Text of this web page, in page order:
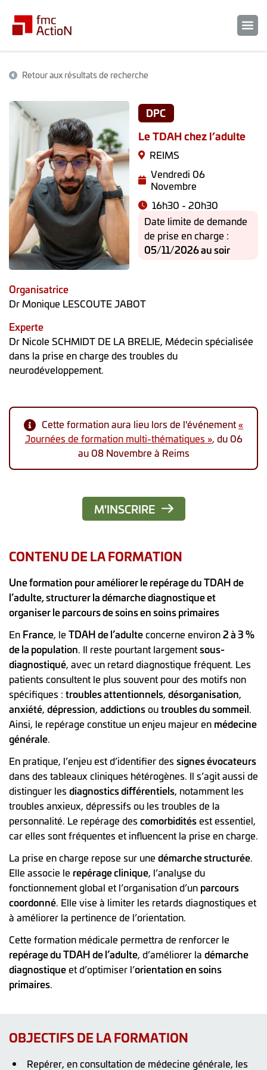
Retour aux résultats de recherche
DPC
Le TDAH chez l’adulte
REIMS
Vendredi 06
Novembre
16h30 - 20h30
Date limite de demande
de prise en charge :
05/11/2026 au soir
Organisatrice
Dr Monique LESCOUTE JABOT
Experte
Dr Nicole SCHMIDT DE LA BRELIE, Médecin spécialisée
dans la prise en charge des troubles du
neurodéveloppement.
Cette formation aura lieu lors de l'événement«
Journées de formation multi-thématiques », du 06
au 08 Novembre à Reims
M'INSCRIRE
CONTENU DE LA FORMATION
Une formation pour améliorer le repérage du TDAH de
l’adulte, structurer la démarche diagnostique et
organiser le parcours de soins en soins primaires
En France, le TDAH de l’adulteconcerne environ2 à 3 %
de la population. Il reste pourtant largementsous-
diagnostiqué, avec un retard diagnostique fréquent. Les
patients consultent le plus souvent pour des motifs non
spécifiques : troubles attentionnels, désorganisation,
anxiété, dépression, addictionsoutroubles du sommeil.
Ainsi, le repérage constitue un enjeu majeur en médecine
générale.
En pratique, l’enjeu est d’identifier des signes évocateurs
dans des tableaux cliniques hétérogènes. Il s’agit aussi de
distinguer les diagnostics différentiels, notamment les
troubles anxieux, dépressifs ou les troubles de la
personnalité. Le repérage des comorbiditésest essentiel,
car elles sont fréquentes et influencent la prise en charge.
La prise en charge repose sur une démarche structurée.
Elle associe le repérage clinique, l’analyse du
fonctionnement global et l’organisation d’un parcours
coordonné. Elle vise à limiter les retards diagnostiques et
à améliorer la pertinence de l’orientation.
Cette formation médicale permettra de renforcer le
repérage du TDAH de l’adulte, d’améliorer la démarche
diagnostiqueet d’optimiser l’orientation en soins
primaires.
OBJECTIFS DE LA FORMATION
Repérer, en consultation de médecine générale, les